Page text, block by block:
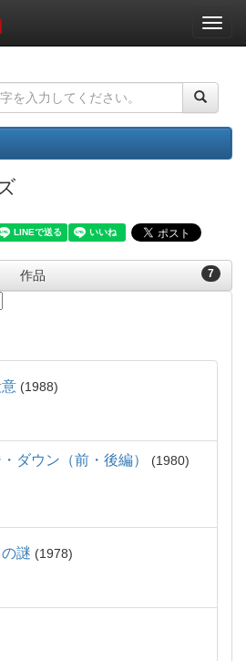
ナ
ビ
ー
ョ
ン
7
作品
1988
ダウン（前・後編）
1980
謎 1978